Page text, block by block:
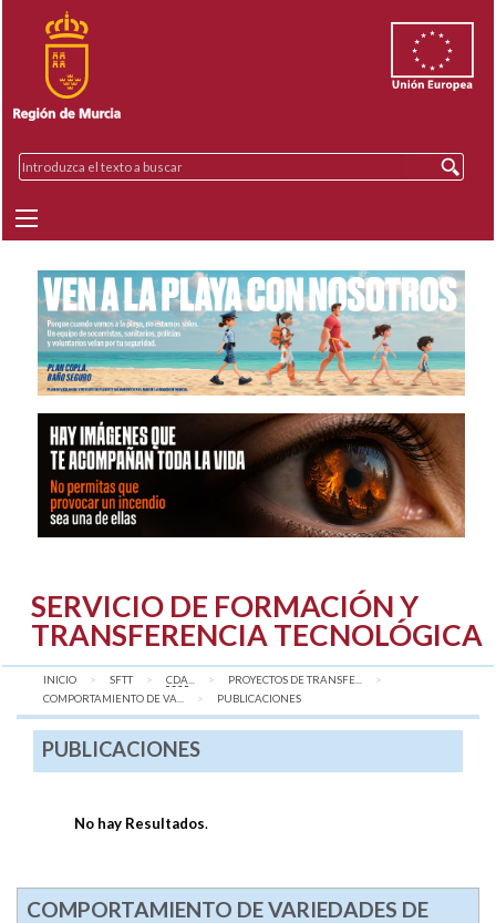
SERVICIO DE FORMACIÓN Y
TRANSFERENCIA TECNOLÓGICA
INICIO SFTT CDA
PROYECTOS DE TRANSFE...
COMPORTAMIENTO DE VA...
AQUÍ:
PUBLICACIONES
PUBLICACIONES
No hay Resultados.
COMPORTAMIENTO DE VARIEDADES DE